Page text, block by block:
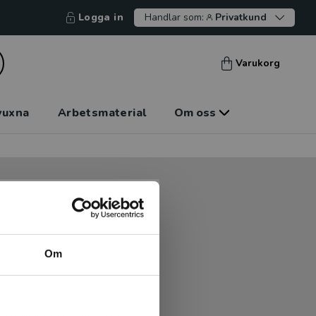
Om
Logga in Handlar som: Privatkund
Varukorg
Arbetsmaterial Om oss
betala mot faktura
hos oss.